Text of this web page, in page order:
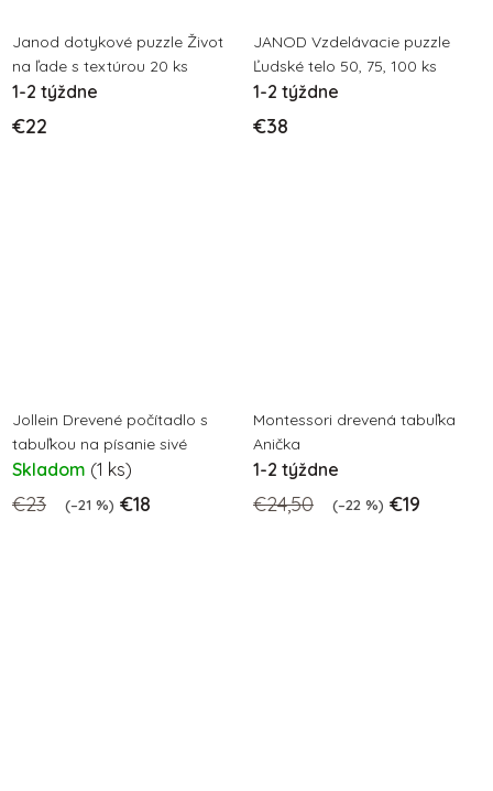
Janod dotykové puzzle Život
na ľade s textúrou 20 ks
1-2 týždne
€22
JANOD Vzdelávacie puzzle
Ľudské telo 50, 75, 100 ks
1-2 týždne
€38
Jollein Drevené počítadlo s
tabuľkou na písanie sivé
Skladom (1 ks)
€18
€23 (–21 %)
Montessori drevená tabuľka
Anička
1-2 týždne
€19
€24,50 (–22 %)